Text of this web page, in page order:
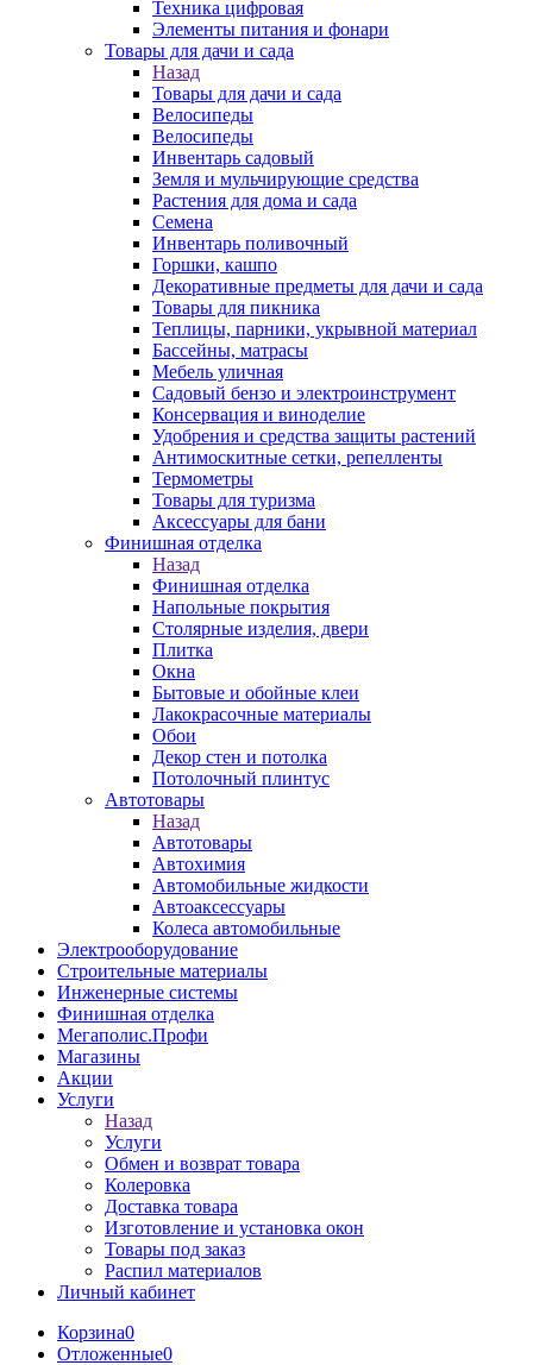
Техника цифровая
Элементы питания и фонари
Товары для дачи и сада
Назад
Товары для дачи и сада
Велосипеды
Велосипеды
Инвентарь садовый
Земля и мульчирующие средства
Растения для дома и сада
Семена
Инвентарь поливочный
Горшки, кашпо
Декоративные предметы для дачи и сада
Товары для пикника
Теплицы, парники, укрывной материал
Бассейны, матрасы
Мебель уличная
Садовый бензо и электроинструмент
Консервация и виноделие
Удобрения и средства защиты растений
Антимоскитные сетки, репелленты
Термометры
Товары для туризма
Аксессуары для бани
Финишная отделка
Назад
Финишная отделка
Напольные покрытия
Столярные изделия, двери
Плитка
Окна
Бытовые и обойные клеи
Лакокрасочные материалы
Обои
Декор стен и потолка
Потолочный плинтус
Автотовары
Назад
Автотовары
Автохимия
Автомобильные жидкости
Автоаксессуары
Колеса автомобильные
Электрооборудование
Строительные материалы
Инженерные системы
Финишная отделка
Мегаполис.Профи
Магазины
Акции
Услуги
Назад
Услуги
Обмен и возврат товара
Колеровка
Доставка товара
Изготовление и установка окон
Товары под заказ
Распил материалов
Личный кабинет
Корзина0
Отложенные0